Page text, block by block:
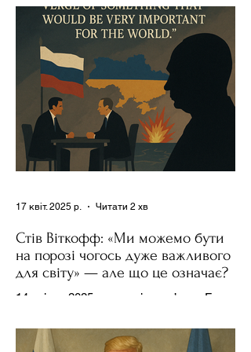
Стів Віткофф: «Ми можемо бути
на порозі чогось дуже важливого
для світу» — але що це означає?
14 квітня 2025 року , в інтерв’ю на Fox
Трампа та бізнесмен Стів Віткофф
17 квіт. 2025 р. Читати 2 хв